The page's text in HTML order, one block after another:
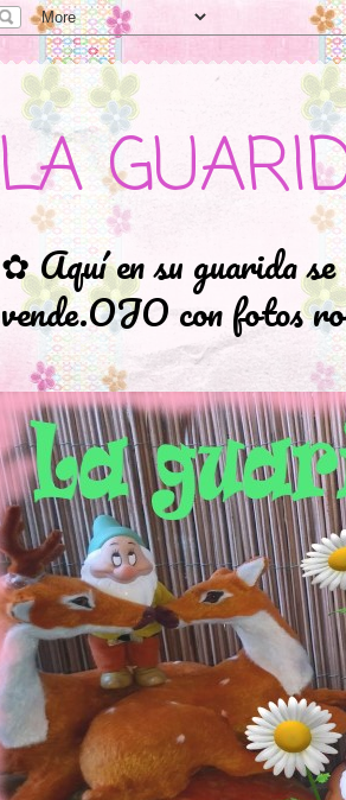
LA
✿ Aquí en su guarida se
vende.OJO con fotos